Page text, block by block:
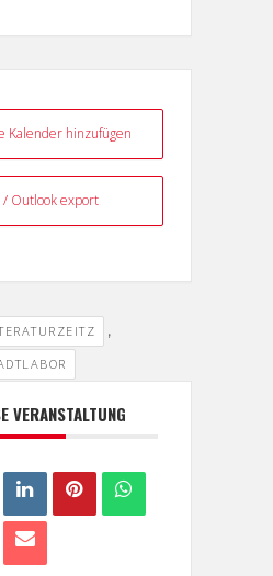
Kalender hinzufügen
/ Outlook export
,
VERANSTALTUNG